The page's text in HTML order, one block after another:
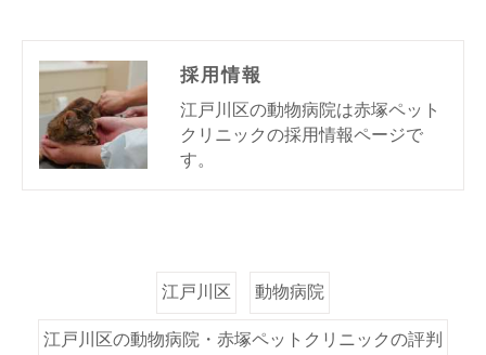
採用情報
江戸川区の動物病院は赤塚ペット
クリニックの採用情報ページで
す。
江戸川区
動物病院
江戸川区の動物病院・赤塚ペットクリニックの評判